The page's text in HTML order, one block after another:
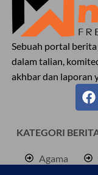
Sebuah portal
dalam talian,
akhbar dan laporan
KATEGORI
Agama